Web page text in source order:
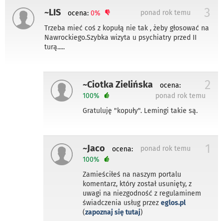
~LIS 3
ponad rok temu
ocena: 0%
Trzeba mieć coś z kopułą nie tak , żeby głosować na
Nawrockiego.Szybka wizyta u psychiatry przed II
turą.....
~Ciotka Zielińska 2
ponad rok temu
ocena:
100%
Gratuluję "kopuły". Lemingi takie są.
~Jaco 1
ponad rok temu
ocena:
100%
Zamieściłeś na naszym portalu
komentarz, który został usunięty, z
uwagi na niezgodność z regulaminem
świadczenia usług przez eglos.pl
(zapoznaj się tutaj)